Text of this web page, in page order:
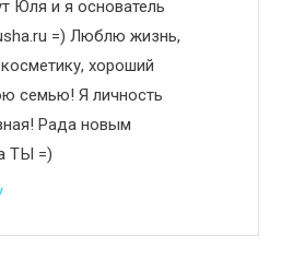
Юля и я основатель
=) Люблю жизнь,
хороший
семью! Я личность
Рада новым
ТЫ =)